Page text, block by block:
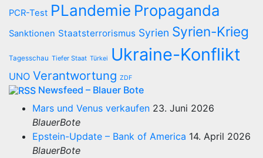
PCR-Test PLandemie Propaganda
Sanktionen Staatsterrorismus Syrien Syrien-Krieg
Tagesschau Tiefer Staat Türkei Ukraine-Konflikt
UNO Verantwortung ZDF
Newsfeed – Blauer Bote
Mars und Venus verkaufen 23. Juni 2026
BlauerBote
Epstein-Update – Bank of America 14. April 2026
BlauerBote